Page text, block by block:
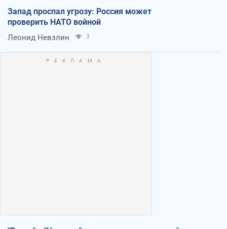
Запад проспал угрозу: Россия может
проверить НАТО войной
Леонид Невзлин 3